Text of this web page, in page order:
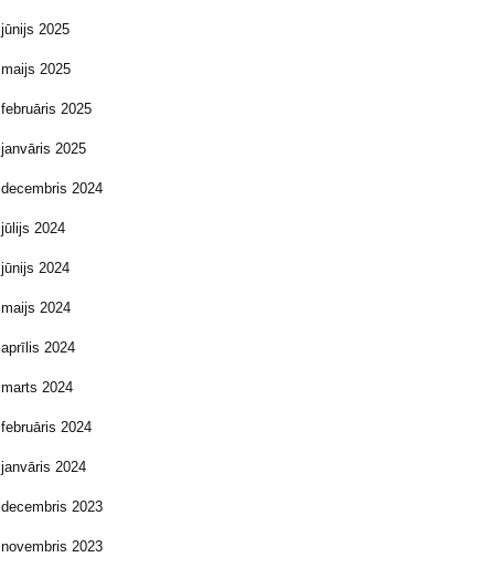
jūnijs 2025
maijs 2025
februāris 2025
janvāris 2025
decembris 2024
jūlijs 2024
jūnijs 2024
maijs 2024
aprīlis 2024
marts 2024
februāris 2024
janvāris 2024
decembris 2023
novembris 2023